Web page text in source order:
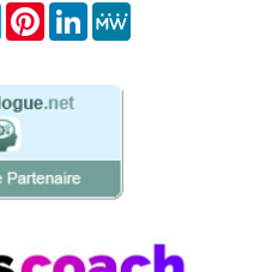
TwitterPinterest
LinkedIn